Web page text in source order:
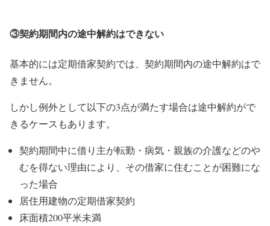
③契約期間内の途中解約はできない
基本的には定期借家契約では、契約期間内の途中解約はで
きません。
しかし例外として以下の3点が満たす場合は途中解約がで
きるケースもあります。
契約期間中に借り主が転勤・病気・親族の介護などのや
むを得ない理由により、その借家に住むことが困難にな
った場合
居住用建物の定期借家契約
床面積200平米未満